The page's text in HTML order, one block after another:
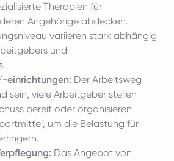
Therapien für
Angehörige abdecken.
variieren stark abhängig
und
einrichtungen: Der Arbeitsweg
sein, viele Arbeitgeber stellen
bereit oder organisieren
um die Belastung für
Das Angebot von